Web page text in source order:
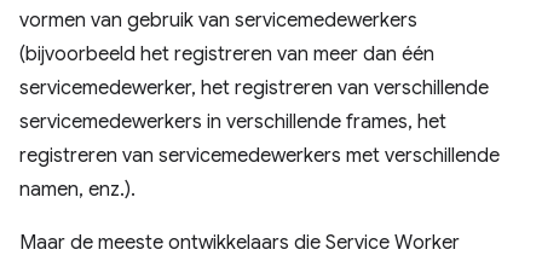
vormen van gebruik van servicemedewerkers
(bijvoorbeeld het registreren van meer dan één
servicemedewerker, het registreren van verschillende
servicemedewerkers in verschillende frames, het
registreren van servicemedewerkers met verschillende
namen, enz.).
Maar de meeste ontwikkelaars die Service Worker